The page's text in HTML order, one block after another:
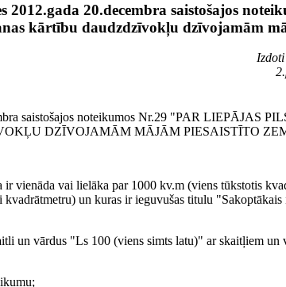
2012.gada 20.decembra saistošajos
kārtību daudzdzīvokļu dzīvojamām
saistošajos noteikumos Nr.29 "PAR
DZĪVOJAMĀM MĀJĀM PIESAISTĪTO
vienāda vai lielāka par 1000 kv.m (viens tūkstotis
un kuras ir ieguvušas titulu
un vārdus "Ls 100 (viens simts latu)" ar skaitļiem un